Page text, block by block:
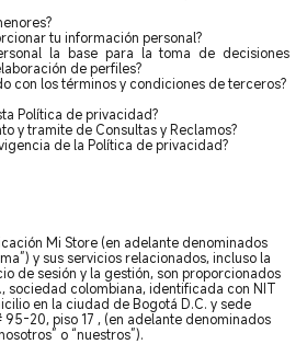
tu información personal?
la base para la toma de decisiones
de perfiles?
con los términos y condiciones de terceros?
Política de privacidad?
y tramite de Consultas y Reclamos?
de la Política de privacidad?
Mi Store (en adelante denominados
y sus servicios relacionados, incluso la
de sesión y la gestión, son proporcionados
sociedad colombiana, identificada con NIT
en la ciudad de Bogotá D.C. y sede
95-20, piso 17 , (en adelante denominados
o “nuestros”).